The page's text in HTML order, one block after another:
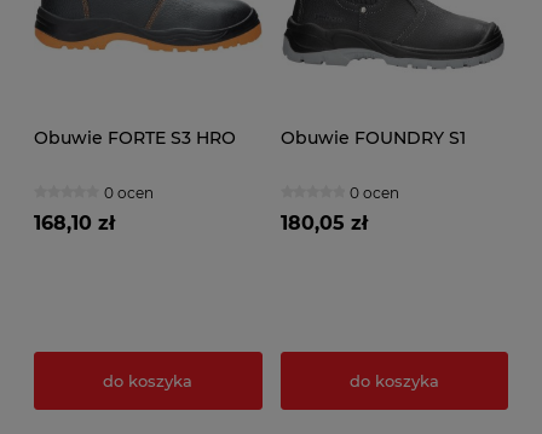
Obuwie FORTE S3 HRO
0 ocen
168,10 zł
do koszyka
Obuwie FOUNDRY S1
0 ocen
180,05 zł
do koszyka